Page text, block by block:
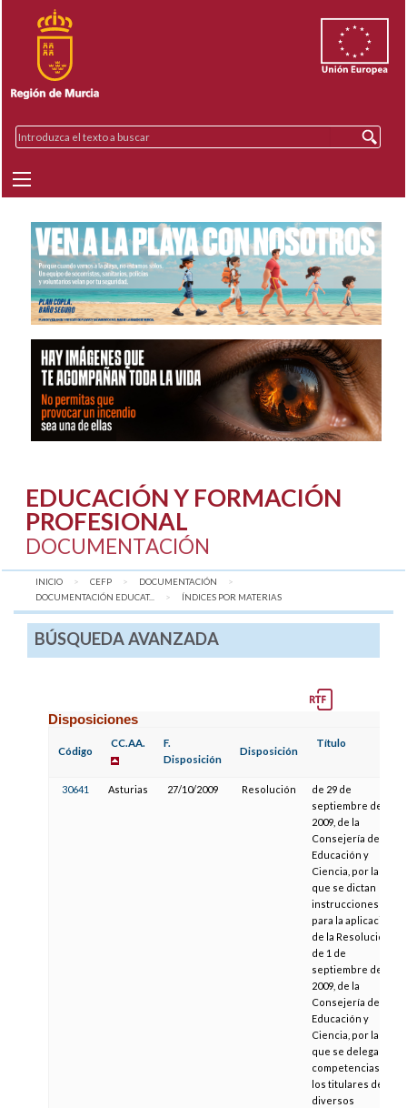
EDUCACIÓN Y FORMACIÓN
PROFESIONAL
DOCUMENTACIÓN
INICIO CEFP
DOCUMENTACIÓN
DOCUMENTACIÓN EDUCAT...
AQUÍ:
ÍNDICES POR MATERIAS
BÚSQUEDA AVANZADA
Disposiciones
Código
CC.AA.
F.
Disposición
Disposición
Título
30641 Asturias 27/10/2009 Resolución
de 29 de
septiembre de
2009, de la
Consejería de
Educación y
Ciencia, por la
que se dictan
instrucciones
para la aplicación
de la Resolución
de 1 de
septiembre de
2009, de la
Consejería de
Educación y
Ciencia, por la
que se delegan
competencias en
los titulares de
diversos